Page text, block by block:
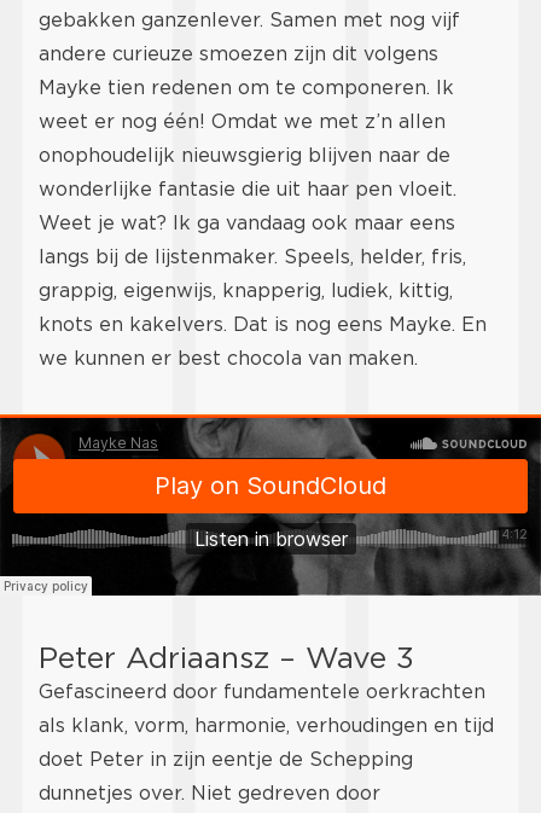
gebakken ganzenlever. Samen met nog vijf
andere curieuze smoezen zijn dit volgens
Mayke tien redenen om te componeren. Ik
weet er nog één! Omdat we met z’n allen
onophoudelijk nieuwsgierig blijven naar de
wonderlijke fantasie die uit haar pen vloeit.
Weet je wat? Ik ga vandaag ook maar eens
langs bij de lijstenmaker. Speels, helder, fris,
grappig, eigenwijs, knapperig, ludiek, kittig,
knots en kakelvers. Dat is nog eens Mayke. En
we kunnen er best chocola van maken.
Peter Adriaansz – Wave 3
Gefascineerd door fundamentele oerkrachten
als klank, vorm, harmonie, verhoudingen en tijd
doet Peter in zijn eentje de Schepping
dunnetjes over. Niet gedreven door